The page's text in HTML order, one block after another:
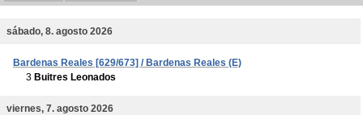
sábado, 8. agosto 2026
Bardenas Reales [629/673] / Bardenas Reales (E)
3 Buitres Leonados
viernes, 7. agosto 2026